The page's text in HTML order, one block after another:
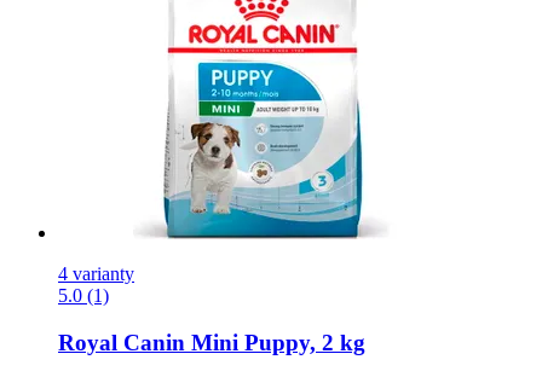
4 varianty
5.0 (1)
Royal Canin Mini Puppy, 2 kg